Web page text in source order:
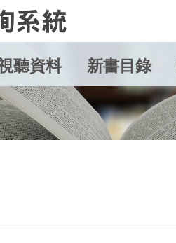
聽資料 新書目錄